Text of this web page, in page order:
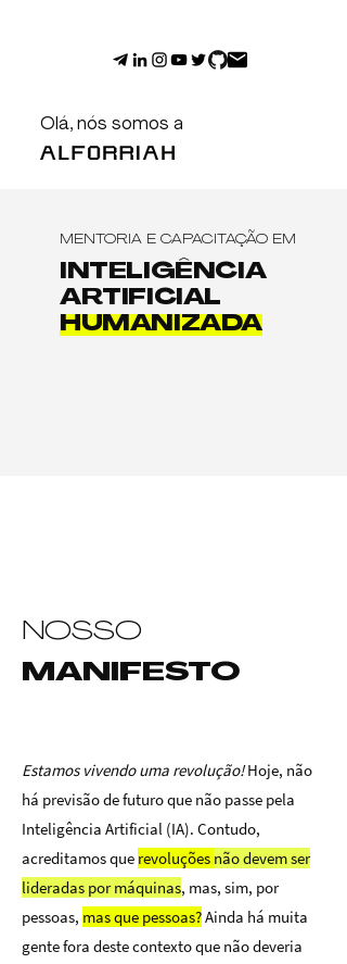
Olá, nós somos a
MENTORIA E CAPACITAÇÃO EM
INTELIGÊNCIA
ARTIFICIAL
HUMANIZADA
NOSSO
MANIFESTO
Estamos vivendo uma revolução! Hoje, não
há previsão de futuro que não passe pela
Inteligência Artificial (IA). Contudo,
acreditamos que revoluções não devem ser
lideradas por máquinas, mas, sim, por
pessoas, mas que pessoas?Ainda há muita
gente fora deste contexto que não deveria